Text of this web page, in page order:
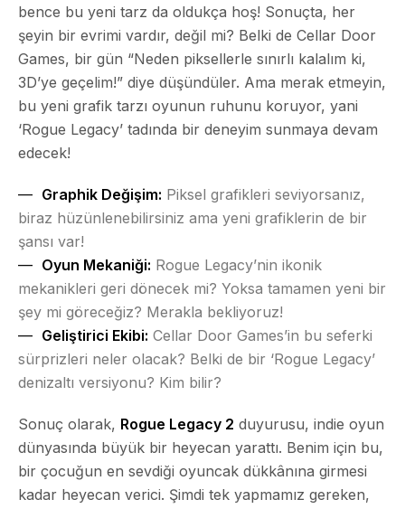
bence bu yeni tarz da oldukça hoş! Sonuçta, her
şeyin bir evrimi vardır, değil mi? Belki de Cellar Door
Games, bir gün “Neden piksellerle sınırlı kalalım ki,
3D’ye geçelim!” diye düşündüler. Ama merak etmeyin,
bu yeni grafik tarzı oyunun ruhunu koruyor, yani
‘Rogue Legacy’ tadında bir deneyim sunmaya devam
edecek!
Graphik Değişim: Piksel grafikleri seviyorsanız,
biraz hüzünlenebilirsiniz ama yeni grafiklerin de bir
şansı var!
Oyun Mekaniği: Rogue Legacy’nin ikonik
mekanikleri geri dönecek mi? Yoksa tamamen yeni bir
şey mi göreceğiz? Merakla bekliyoruz!
Geliştirici Ekibi: Cellar Door Games’in bu seferki
sürprizleri neler olacak? Belki de bir ‘Rogue Legacy’
denizaltı versiyonu? Kim bilir?
Sonuç olarak, Rogue Legacy 2 duyurusu, indie oyun
dünyasında büyük bir heyecan yarattı. Benim için bu,
bir çocuğun en sevdiği oyuncak dükkânına girmesi
kadar heyecan verici. Şimdi tek yapmamız gereken,